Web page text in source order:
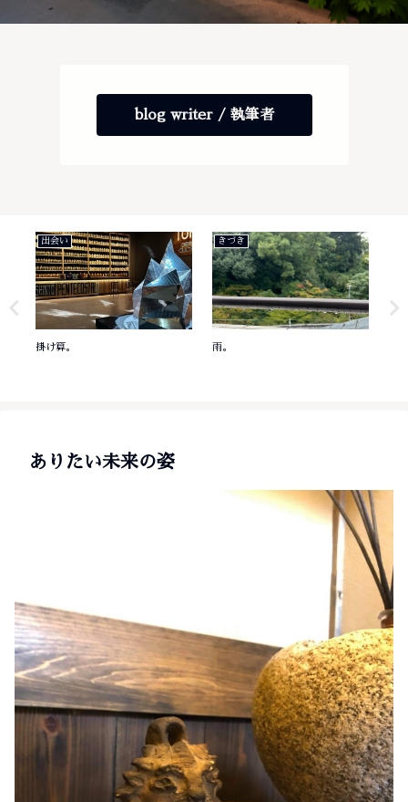
blog writer / 執筆者
出会い
掛け算。
きづき
雨。
ありたい未来の姿